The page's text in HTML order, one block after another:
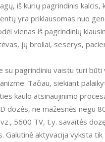
iš kurių pagrindinis kalcis,
yra priklausomas nuo
vienas iš pagrindinių
jų broliai, seserys,
su pagrindiniu vaistu turi
Tačiau, siekiant
kaulo atsinaujinimo
dozės, ne mažesnės negu
5600 TV, t.y. savaitės
aktyvacija vyksta tik